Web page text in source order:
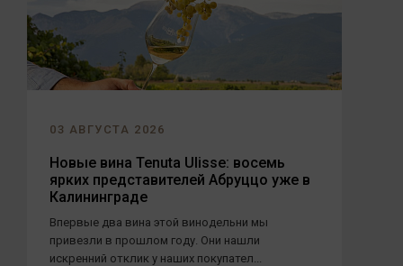
03 АВГУСТА 2026
Новые вина Tenuta Ulisse: восемь
ярких представителей Абруццо уже в
Калининграде
Впервые два вина этой винодельни мы
привезли в прошлом году. Они нашли
искренний отклик у наших покупател...